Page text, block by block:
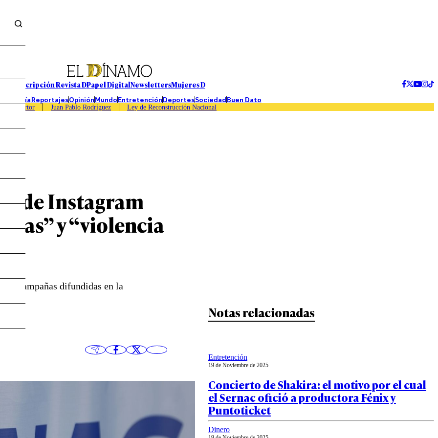
Suscripción Revista DPapel DigitalNewslettersMujeres D
EconomíaReportajesOpiniónMundoEntretenciónDeportesSociedadBuen Dato
Caso Sartor Juan Pablo Rodríguez Ley de Reconstrucción Nacional
de Instagram
y “violencia
campañas difundidas en la
Notas relacionadas
Entretención
19 de Noviembre de 2025
Concierto de Shakira: el motivo por el cual
el Sernac ofició a productora Fénix y
Puntoticket
Dinero